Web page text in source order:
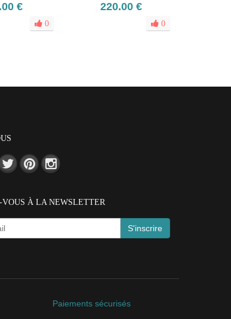
€
0
220.00 €
0
À LA NEWSLETTER
S'inscrire
Paiements sécurisés